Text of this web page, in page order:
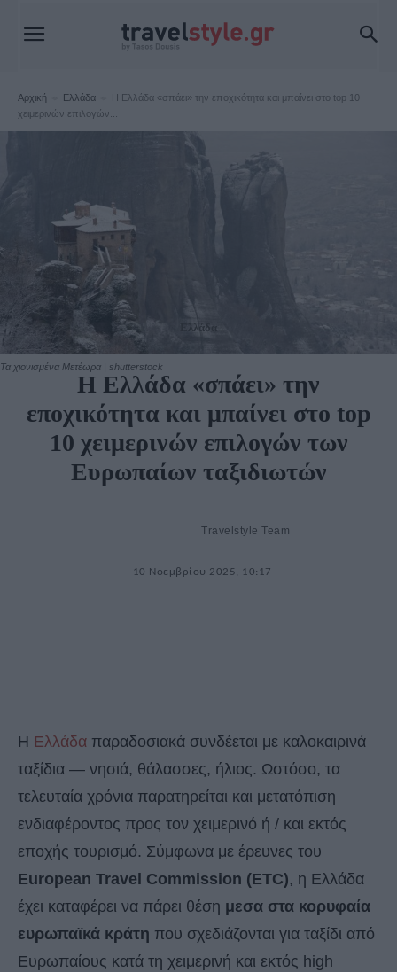
Αρχική Ελλάδα
Η Ελλάδα «σπάει» την εποχικότητα και μπαίνει στο top 10
χειμερινών επιλογών...
Τα χιονισμένα Μετέωρα | shutterstock
Ελλάδα
Η Ελλάδα «σπάει» την
εποχικότητα και μπαίνει στο top
10 χειμερινών επιλογών των
Ευρωπαίων ταξιδιωτών
Travelstyle Team
10 Νοεμβρίου 2025, 10:17
Η Ελλάδα παραδοσιακά συνδέεται με καλοκαιρινά
ταξίδια — νησιά, θάλασσες, ήλιος. Ωστόσο, τα
τελευταία χρόνια παρατηρείται και μετατόπιση
ενδιαφέροντος προς τον χειμερινό ή / και εκτός
εποχής τουρισμό. Σύμφωνα με έρευνες του
European Travel Commission (ETC), η Ελλάδα
έχει καταφέρει να πάρει θέση μεσα στα κορυφαία
ευρωπαϊκά κράτη που σχεδιάζονται για ταξίδι από
Ευρωπαίους κατά τη χειμερινή και εκτός high